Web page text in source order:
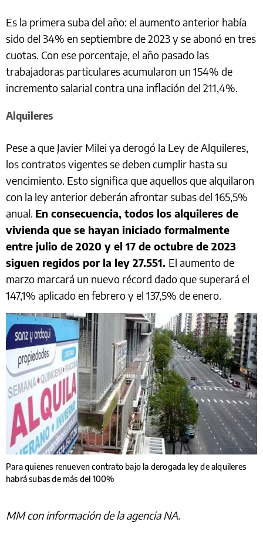
Es la primera suba del año: el aumento anterior había
sido del 34% en septiembre de 2023 y se abonó en tres
cuotas. Con ese porcentaje, el año pasado las
trabajadoras particulares acumularon un 154% de
incremento salarial contra una inflación del 211,4%.
Alquileres
Pese a que Javier Milei ya derogó la Ley de Alquileres,
los contratos vigentes se deben cumplir hasta su
vencimiento. Esto significa que aquellos que alquilaron
con la ley anterior deberán afrontar subas del 165,5%
anual. En consecuencia, todos los alquileres de
vivienda que se hayan iniciado formalmente
entre julio de 2020 y el 17 de octubre de 2023
siguen regidos por la ley 27.551. El aumento de
marzo marcará un nuevo récord dado que superará el
147,1% aplicado en febrero y el 137,5% de enero.
Para quienes renueven contrato bajo la derogada ley de alquileres
habrá subas de más del 100%
MM con información de la agencia NA.